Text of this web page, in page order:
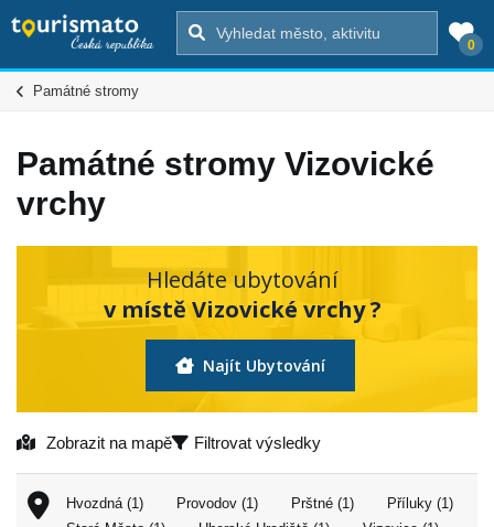
0
Památné stromy
Památné stromy Vizovické
vrchy
Hledáte ubytování
v místě Vizovické vrchy ?
Najít Ubytování
Zobrazit na mapě Filtrovat výsledky
Hvozdná (1) Provodov (1) Prštné (1)
Příluky (1)